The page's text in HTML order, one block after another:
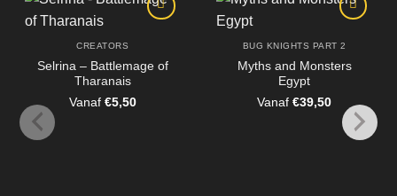
CREATORS
Selrina – Battlemage of
Tharanais
Vanaf €5,50
BUG KNIGHTS PART 2
Myths and Monsters
Egypt
Vanaf€39,50